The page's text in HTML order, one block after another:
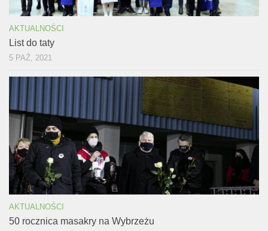
AKTUALNOŚCI
List do taty
5 PAŹ, 2021
AKTUALNOŚCI
50 rocznica masakry na Wybrzeżu